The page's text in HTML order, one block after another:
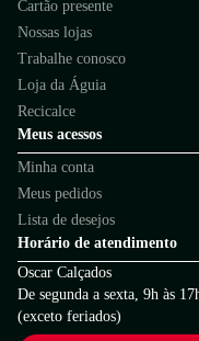
Cartão presente
Nossas lojas
Trabalhe conosco
Loja da Águia
Recicalce
Meus acessos
Minha conta
Meus pedidos
Lista de desejos
Horário de atendimento
Oscar Calçados
De segunda a sexta, 9h às
(exceto feriados)